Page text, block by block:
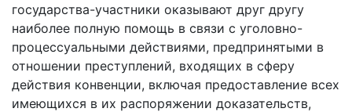
государства-участники оказывают друг другу
наиболее полную помощь в связи с уголовно-
процессуальными действиями, предпринятыми в
отношении преступлений, входящих в сферу
действия конвенции, включая предоставление всех
имеющихся в их распоряжении доказательств,